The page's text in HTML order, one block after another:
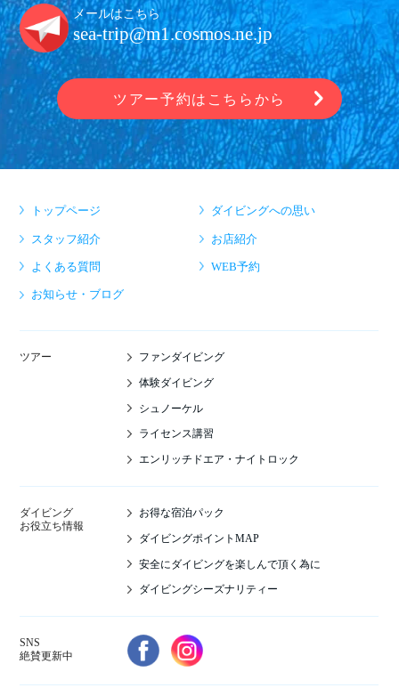
メールはこちら
sea-trip@m1.cosmos.ne.jp
ツアー予約はこちらから
トップページ ダイビングへの思い
スタッフ紹介 お店紹介
よくある質問 WEB予約
お知らせ・ブログ
ツアー ファンダイビング
体験ダイビング
シュノーケル
ライセンス講習
エンリッチドエア・ナイトロック
ダイビング
お役立ち情報
お得な宿泊パック
ダイビングポイントMAP
安全にダイビングを楽しんで頂く為に
ダイビングシーズナリティー
SNS
絶賛更新中